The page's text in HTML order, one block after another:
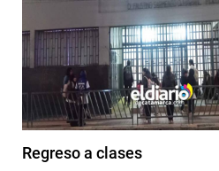
Regreso a clases